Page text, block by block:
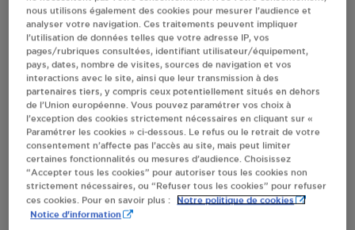
S'Y RENDRE
AFFICHER LE TÉLÉPHONE
RECEVOIR LES COORDONNÉES DU REVENDEUR
En cliquant sur « S’y rendre », j’autorise le traitement
d’informations (dont mon adresse IP) et leur transfert hors UE
par Google Maps afin d’afficher la carte.
En savoir plus
nous utilisons également des cookies pour mesurer l’audience et
analyser votre navigation. Ces traitements peuvent impliquer
l’utilisation de données telles que votre adresse IP, vos
pages/rubriques consultées, identifiant utilisateur/équipement,
pays, dates, nombre de visites, sources de navigation et vos
interactions avec le site, ainsi que leur transmission à des
partenaires tiers, y compris ceux potentiellement situés en dehors
de l’Union européenne. Vous pouvez paramétrer vos choix à
l’exception des cookies strictement nécessaires en cliquant sur «
Paramétrer les cookies » ci-dessous. Le refus ou le retrait de votre
consentement n’affecte pas l’accès au site, mais peut limiter
certaines fonctionnalités ou mesures d’audience. Choisissez
“Accepter tous les cookies” pour autoriser tous les cookies non
strictement nécessaires, ou “Refuser tous les cookies” pour refuser
ces cookies. Pour en savoir plus :
Notre politique de cookies
Notice d'information